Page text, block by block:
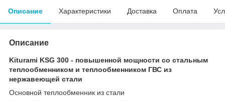
Описание Характеристики Доставка Оплата
Описание
Kiturami KSG 300 - повышенной мощности со стальным
теплообменником и теплообменником ГВС из
нержавеющей стали
Основной теплообменник из стали